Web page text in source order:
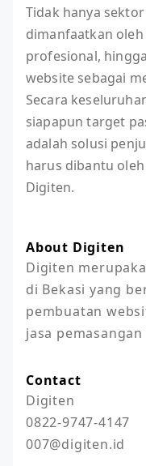
Tidak hanya
dimanfaatkan
profesional,
website sebagai
Secara
siapapun target
adalah solusi
harus dibantu
Digiten.
About Digiten
Digiten
di Bekasi yang
pembuatan
jasa
Contact
Digiten
0822-9747-4147
007@digiten.id